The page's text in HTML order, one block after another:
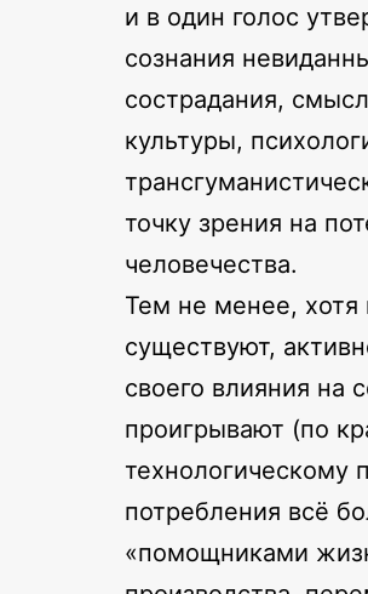
и в один голос
сознания
сострадания,
культуры,
точку зрения на
человечества.
Тем не менее, хотя
существуют,
своего влияния на
проигрывают (по
потребления всё
«помощниками